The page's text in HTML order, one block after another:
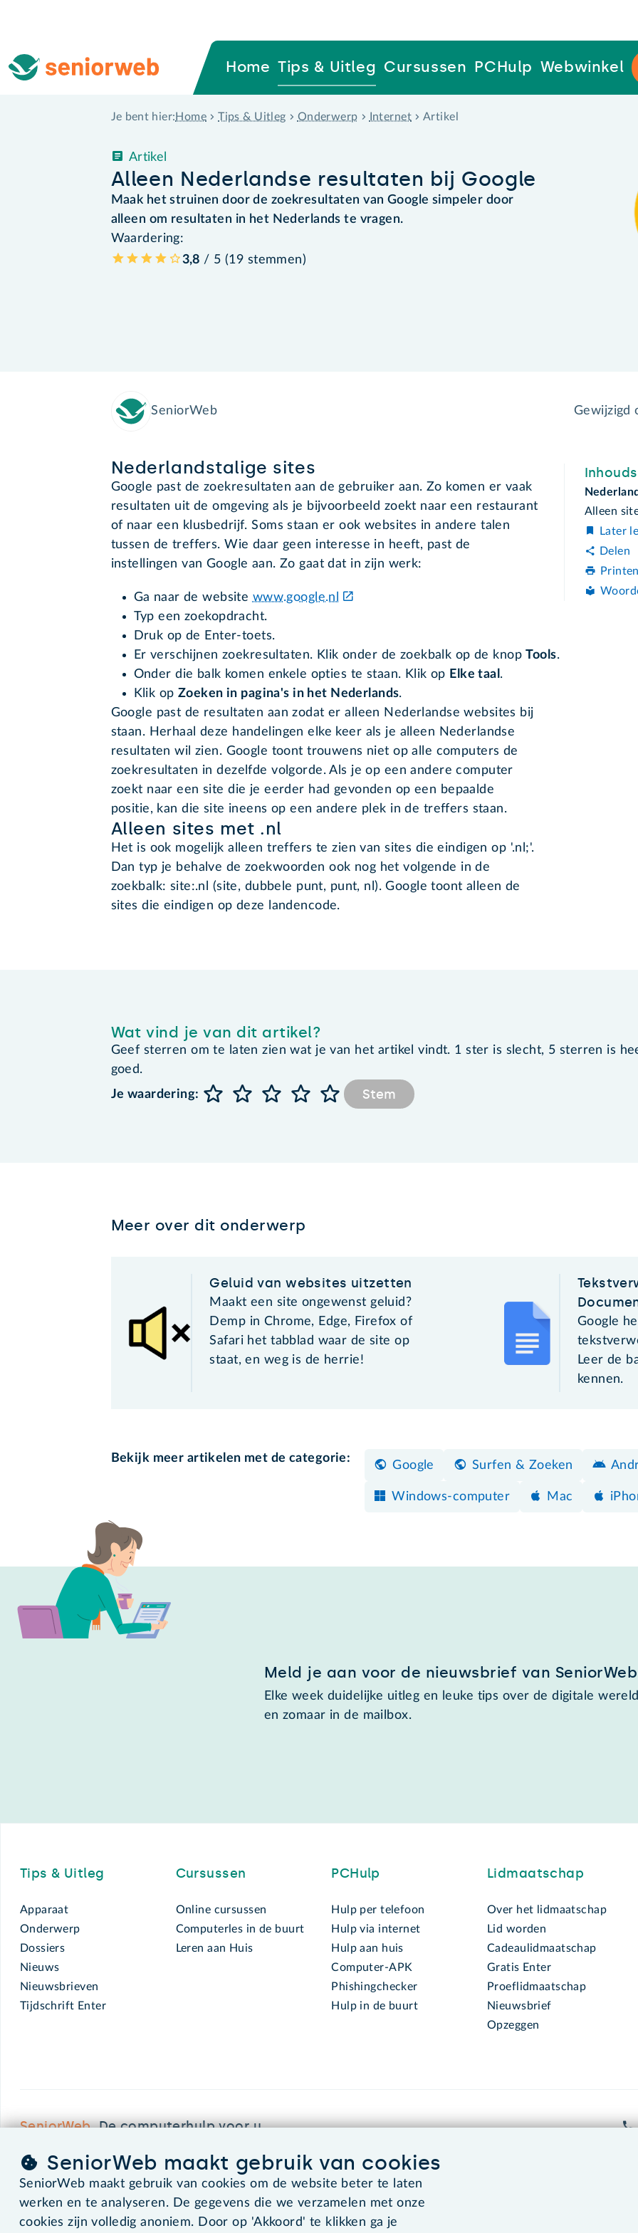
Home Tips & Uitleg Cursussen PCHulp Webwinkel
Je bent hier: Home Tips & Uitleg Onderwerp Internet Artikel
Alleen Nederlandse resultaten bij Google
Artikel
Maak het struinen door de zoekresultaten van Google simpeler door
alleen om resultaten in het Nederlands te vragen.
Waardering:
3,8 / 5 (19 stemmen)
SeniorWeb Gewijzigd
Nederlandstalige sites
Google past de zoekresultaten aan de gebruiker aan. Zo komen er vaak
resultaten uit de omgeving als je bijvoorbeeld zoekt naar een restaurant
of naar een klusbedrijf. Soms staan er ook websites in andere talen
tussen de treffers. Wie daar geen interesse in heeft, past de
instellingen van Google aan. Zo gaat dat in zijn werk:
Ga naar de website www.google.nl
Typ een zoekopdracht.
Druk op de Enter-toets.
Er verschijnen zoekresultaten. Klik onder de zoekbalk op de knopTools.
Onder die balk komen enkele opties te staan. Klik op Elke taal .
Klik op Zoeken in pagina's in het Nederlands.
Google past de resultaten aan zodat er alleen Nederlandse websites bij
staan. Herhaal deze handelingen elke keer als je alleen Nederlandse
resultaten wil zien. Google toont trouwens niet op alle computers de
zoekresultaten in dezelfde volgorde. Als je op een andere computer
zoekt naar een site die je eerder had gevonden op een bepaalde
positie, kan die site ineens op een andere plek in de treffers staan.
Alleen sites met .nl
Het is ook mogelijk alleen treffers te zien van sites die eindigen op '.nl;'.
Dan typ je behalve de zoekwoorden ook nog het volgende in de
zoekbalk: site:.nl (site, dubbele punt, punt, nl). Google toont alleen de
sites die eindigen op deze landencode.
Alleen
Later
Delen
Wat vind je van dit artikel?
Geef sterren om te laten zien wat je van het artikel vindt. 1 ster is slecht, 5 sterren is
goed.
Je waardering:
Stem
Meer over dit onderwerp
Geluid van websites uitzetten
Maakt een site ongewenst geluid?
Demp in Chrome, Edge, Firefox of
Safari het tabblad waar de site op
staat, en weg is de herrie!
Google
Leer de
kennen.
Bekijk meer artikelen met de categorie:
Google Surfen & Zoeken
Windows-computer Mac
Meld je aan voor de nieuwsbrief van SeniorWeb
Elke week duidelijke uitleg en leuke tips over de digitale
en zomaar in de mailbox.
Tips & Uitleg
Apparaat
Onderwerp
Dossiers
Nieuws
Nieuwsbrieven
Tijdschrift Enter
Cursussen
Online cursussen
Computerles in de buurt
Leren aan Huis
PCHulp
Hulp per telefoon
Hulp via internet
Hulp aan huis
Computer-APK
Phishingchecker
Hulp in de buurt
Lidmaatschap
Over het lidmaatschap
Lid worden
Cadeaulidmaatschap
Gratis Enter
Proeflidmaatschap
Nieuwsbrief
Opzeggen
SeniorWeb.De computerhulp voor u.
©2026 SeniorWeb
SeniorWeb maakt gebruik van cookies
SeniorWeb maakt gebruik van cookies om de website beter te laten
werken en te analyseren. De gegevens die we verzamelen met onze
cookies zijn volledig anoniem. Door op 'Akkoord' te klikken ga je